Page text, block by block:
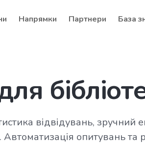
Напрямки Партнери База
відвідувань, зручний
опитувань та